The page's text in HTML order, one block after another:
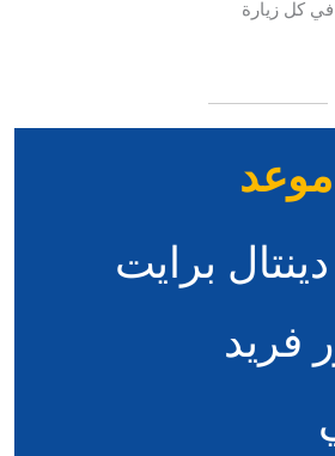
كل زيارة
برايت
فريد